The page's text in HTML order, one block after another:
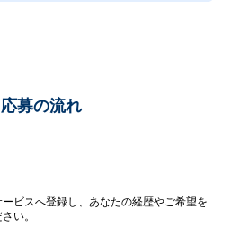
応募の流れ
ビスへ登録し、あなたの経歴やご希望を
い。